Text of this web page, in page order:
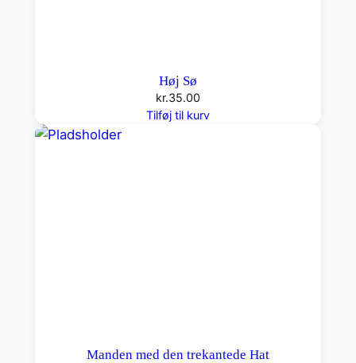
Høj Sø
kr.35.00
Tilføj til kurv
Manden med den trekantede Hat